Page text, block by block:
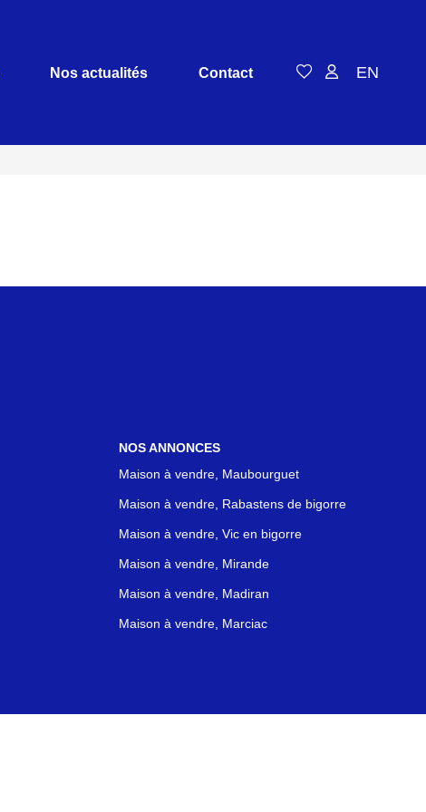
Nos actualités Contact EN
NOS ANNONCES
Maison à vendre, Maubourguet
Maison à vendre, Rabastens de bigorre
Maison à vendre, Vic en bigorre
Maison à vendre, Mirande
Maison à vendre, Madiran
Maison à vendre, Marciac